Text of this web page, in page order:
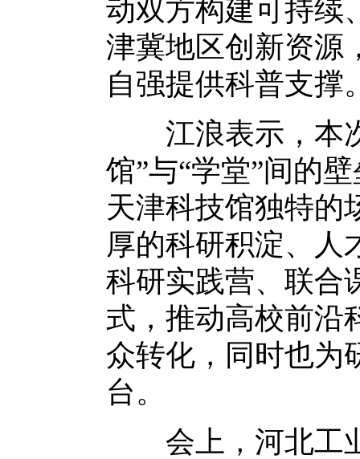
动双方构建可持续
津冀地区创新资源
自强提供科普支撑
江浪表示，本次
馆”与“学堂”间的
天津科技馆独特的
厚的科研积淀、人
科研实践营、联合
式，推动高校前沿
众转化，同时也为
台。
会上，河北工业